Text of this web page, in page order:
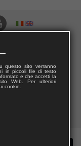
questo sito verranno
in piccoli file di testo
e che accetti la
Web. Per ulteriori
cookie.